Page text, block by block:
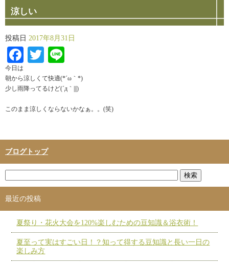
涼しい
投稿日 2017年8月31日
Facebook
Twitter
今日は
朝から涼しくて快適(*´ω｀*)
少し雨降ってるけど(´д｀|||)
このまま涼しくならないかなぁ。。(笑)
ブログトップ
最近の投稿
夏祭り・花火大会を120%楽しむための豆知識＆浴衣術！
夏至って実はすごい日！？知って得する豆知識と長い一日の
楽しみ方